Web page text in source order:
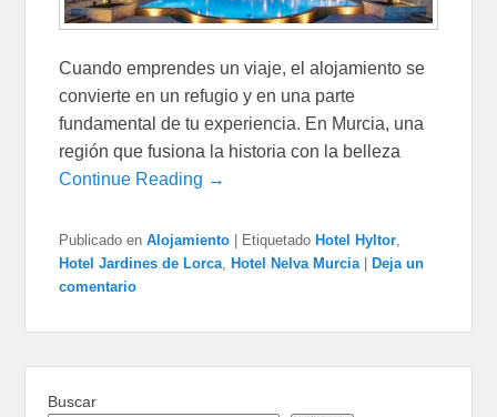
Cuando emprendes un viaje, el alojamiento se
convierte en un refugio y en una parte
fundamental de tu experiencia. En Murcia, una
región que fusiona la historia con la belleza
Continue Reading →
Publicado en Alojamiento | Etiquetado Hotel Hyltor
Hotel Jardines de Lorca ,Hotel Nelva Murcia |Deja un
comentario
Buscar